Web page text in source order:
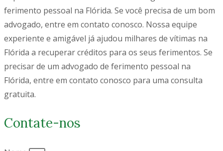
ferimento pessoal na Flórida. Se você precisa de um bom
advogado, entre em contato conosco. Nossa equipe
experiente e amigável já ajudou milhares de vítimas na
Flórida a recuperar créditos para os seus ferimentos. Se
precisar de um advogado de ferimento pessoal na
Flórida, entre em contato conosco para uma consulta
gratuita.
Contate-nos